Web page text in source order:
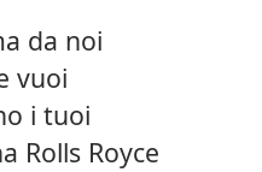
da noi
vuoi
i tuoi
Rolls Royce